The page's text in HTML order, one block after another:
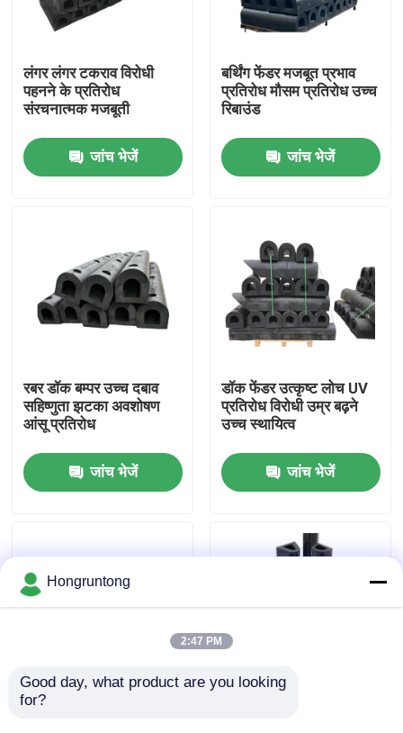
वीडियो
हमारे बारे में
कारखाना भ्रमण
गुणवत्ता नियंत्रण
एक उद्धरण का अनुरोध करें
डॉक रबर फेंडर
लंगर लंगर टकराव विरोधी
पहनने के प्रतिरोध
संरचनात्मक मजबूती
जांच भेजें
बर्थिंग फेंडर मजबूत प्रभाव
प्रतिरोध मौसम प्रतिरोध उच्च
रिबाउंड
जांच भेजें
रबर डॉक बम्पर उच्च दबाव
सहिष्णुता झटका अवशोषण
आंसू प्रतिरोध
जांच भेजें
डॉक फेंडर उत्कृष्ट लोच UV
प्रतिरोध विरोधी उम्र बढ़ने
उच्च स्थायित्व
जांच भेजें
समुद्री रबर फेंडर उच्च प्रभाव
Hongruntong
2:47 PM
Good day, what product are you looking
for?